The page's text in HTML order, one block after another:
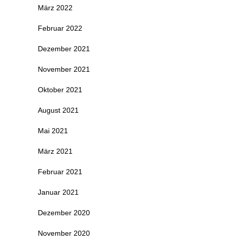
März 2022
Februar 2022
Dezember 2021
November 2021
Oktober 2021
August 2021
Mai 2021
März 2021
Februar 2021
Januar 2021
Dezember 2020
November 2020